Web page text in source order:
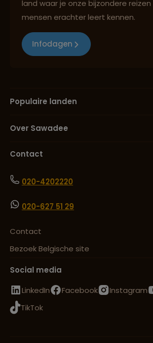
land waar je onze bijzondere
mensen erachter leert kennen.
Infodagen
Populaire landen
Over Sawadee
Contact
020-4202220
020-627 51 29
Contact
Bezoek Belgische site
Social media
LinkedIn
Facebook Instagram
TikTok